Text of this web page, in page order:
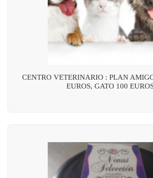
CENTRO VETERINARIO : PLAN
EUROS, GATO 100